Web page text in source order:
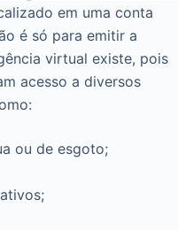
em uma conta
é só para emitir a
virtual existe, pois
acesso a diversos
ou de esgoto;